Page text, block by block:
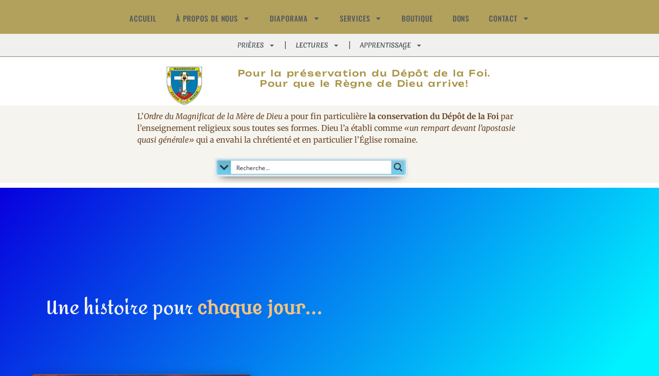
ACCUEIL À PROPOS DE NOUS DIAPORAMA SERVICES BOUTIQUE DONS CONTACT
PRIÈRES LECTURES APPRENTISSAGE
Pour la préservation du Dépôt de la Foi.
Pour que le Règne de Dieu arrive!
MAGNIFICAT
L’Ordre du Magnificat de la Mère de Dieu a pour fin particulière la conservation du Dépôt de la Foi par
l’enseignement religieux sous toutes ses formes. Dieu l’a établi comme «un rempart devant l’apostasie
quasi générale» qui a envahi la chrétienté et en particulier l’Église romaine.
Une histoire pour chaque jour...